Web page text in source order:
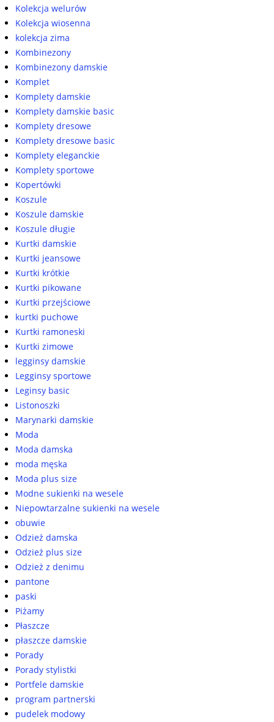
Kolekcja welurów
Kolekcja wiosenna
kolekcja zima
Kombinezony
Kombinezony damskie
Komplet
Komplety damskie
Komplety damskie basic
Komplety dresowe
Komplety dresowe basic
Komplety eleganckie
Komplety sportowe
Kopertówki
Koszule
Koszule damskie
Koszule długie
Kurtki damskie
Kurtki jeansowe
Kurtki krótkie
Kurtki pikowane
Kurtki przejściowe
kurtki puchowe
Kurtki ramoneski
Kurtki zimowe
legginsy damskie
Legginsy sportowe
Leginsy basic
Listonoszki
Marynarki damskie
Moda
Moda damska
moda męska
Moda plus size
Modne sukienki na wesele
Niepowtarzalne sukienki na wesele
obuwie
Odzież damska
Odzież plus size
Odzież z denimu
pantone
paski
Piżamy
Płaszcze
płaszcze damskie
Porady
Porady stylistki
Portfele damskie
program partnerski
pudelek modowy